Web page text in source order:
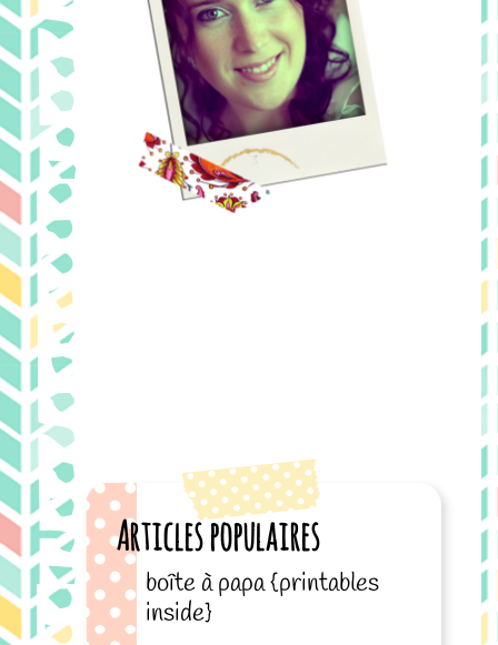
Articles populaires
boîte à papa {printables
inside}